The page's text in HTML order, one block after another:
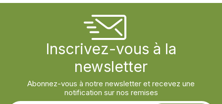
Inscrivez-vous à la
newsletter
Abonnez-vous à notre newsletter et recevez une
notification sur nos remises